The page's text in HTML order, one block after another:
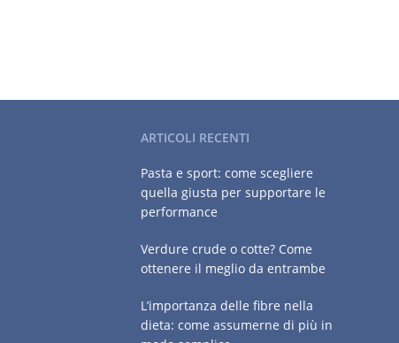
ARTICOLI RECENTI
Pasta e sport: come scegliere
quella giusta per supportare le
performance
Verdure crude o cotte? Come
ottenere il meglio da entrambe
L’importanza delle fibre nella
dieta: come assumerne di più in